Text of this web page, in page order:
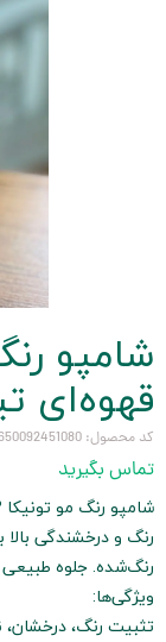
قهوه‌ای
کد محصول: 4650092451080
تماس بگیرید
رنگ و درخشندگی
رنگ‌شده. جلوه طبیعی
ویژگی‌ها:
تثبیت رنگ، درخشان،